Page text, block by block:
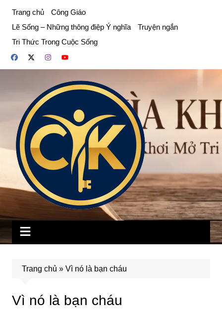
phần
dung
Trang chủ
Công Giáo
Lẽ Sống – Những thông điệp Ý nghĩa
Truyện ngắn
Tri Thức Trong Cuộc Sống
Trang chủ » Vì nó là bạn cháu
Vì nó là bạn cháu